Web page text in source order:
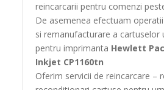
reincarcarii pentru comenzi
De asemenea efectuam
si remanufacturare a cartuselor
pentru imprimanta Hewlett
Inkjet CP1160tn
Oferim servicii de reincarcare –